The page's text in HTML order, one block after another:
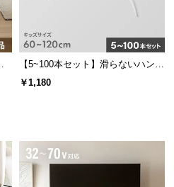
【5~100本セット】滑らないハンガ
ー キッズサイズ
￥1,180